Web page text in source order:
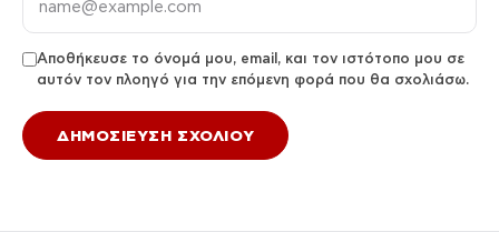
Αποθήκευσε το όνομά μου, email, και τον ιστότοπο μου σε
αυτόν τον πλοηγό για την επόμενη φορά που θα σχολιάσω.